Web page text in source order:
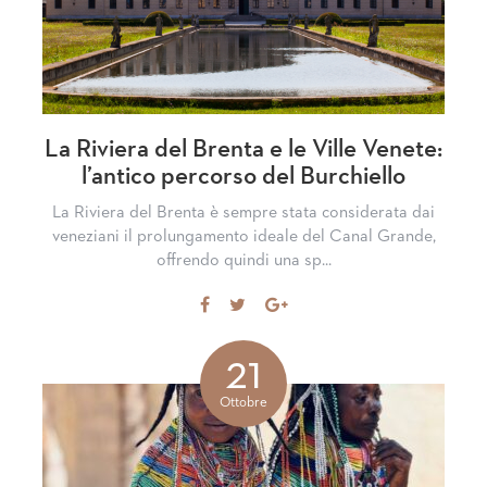
La Riviera del Brenta e le Ville Venete:
l’antico percorso del Burchiello
La Riviera del Brenta è sempre stata considerata dai
veneziani il prolungamento ideale del Canal Grande,
offrendo quindi una sp...
Share
Facebook
TweetShare
21
Ottobre